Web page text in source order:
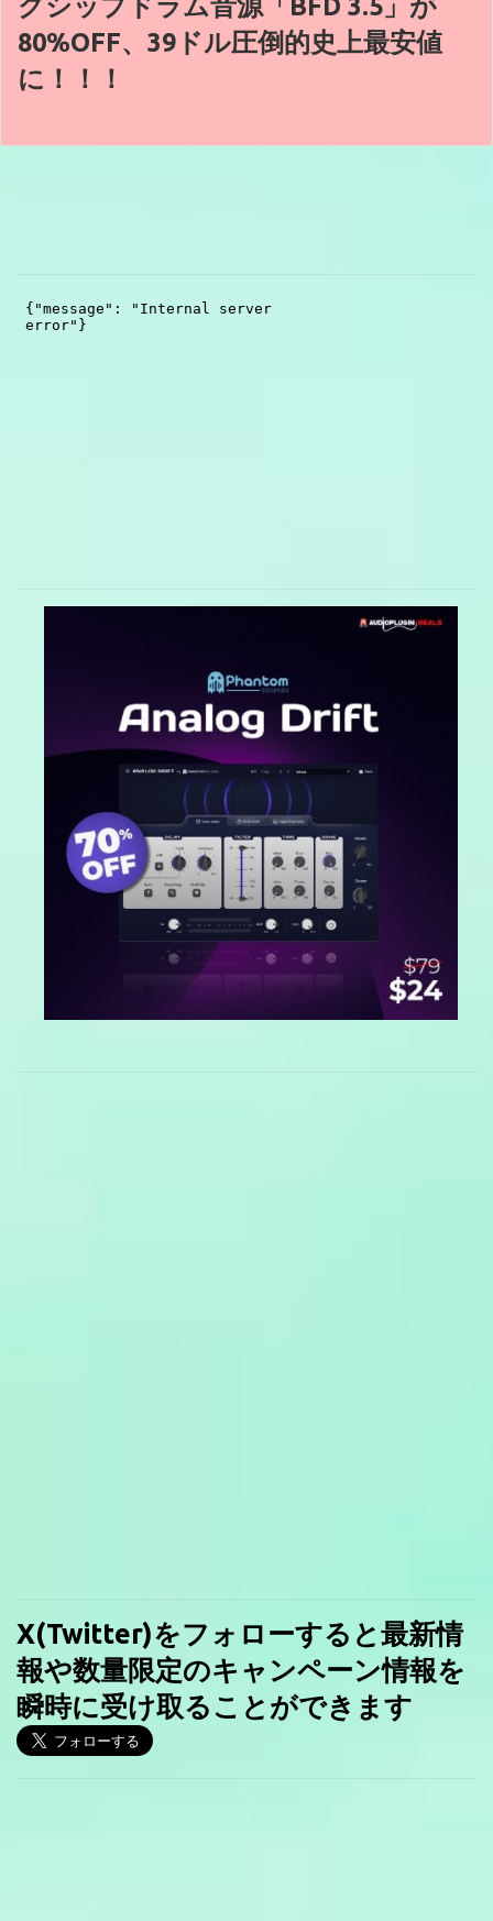
グシップドラム音源「BFD 3.5」が
80%OFF、39ドル圧倒的史上最安値
に！！！
X(Twitter)をフォローすると最新情
報や数量限定のキャンペーン情報を
瞬時に受け取ることができます